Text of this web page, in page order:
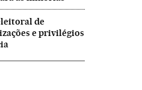
de
e privilégios